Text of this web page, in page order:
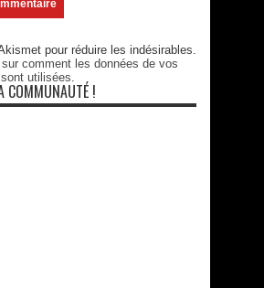
pour réduire les indésirables.
comment les données de vos
utilisées
COMMUNAUTÉ !